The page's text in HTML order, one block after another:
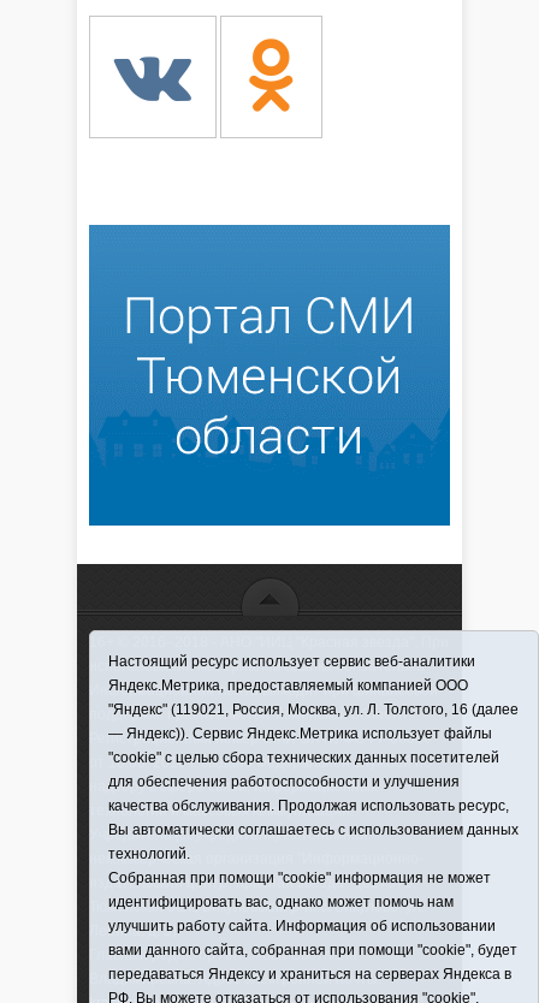
использовании материалов ссылка обязательна
Информационная лента выходит при финансовой
поддержке правительства Тюменской области
Регистрационный номер СМИ ЭЛ № ФС 77-66066
от 10.06. 2016 г. выдано Федеральной службой по
надзору в сфере связи, информационных
технологий и массовых коммуникаций.
Учредитель (соучредители) Автономная
некоммерческая организация "Информационно-
издательский центр "Красная звезда"" (627570,
Тюменская обл., Викуловский р-н, с. Викулово, ул.
Ленина, д. 5).
Главный редактор Антюхова Светлана
Владимировна. Адрес электронной почты:
Настоящий ресурс использует сервис веб-аналитики
Яндекс.Метрика, предоставляемый компанией ООО
"Яндекс" (119021, Россия, Москва, ул. Л. Толстого, 16 (далее
— Яндекс)). Сервис Яндекс.Метрика использует файлы
"cookie" с целью сбора технических данных посетителей
для обеспечения работоспособности и улучшения
качества обслуживания. Продолжая использовать ресурс,
Вы автоматически соглашаетесь с использованием данных
технологий.
Собранная при помощи "cookie" информация не может
идентифицировать вас, однако может помочь нам
улучшить работу сайта. Информация об использовании
вами данного сайта, собранная при помощи "cookie", будет
передаваться Яндексу и храниться на серверах Яндекса в
РФ. Вы можете отказаться от использования "cookie",